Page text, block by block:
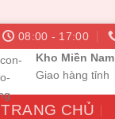
08:00 - 17:00
Kho Miền Nam
Giao hàng tỉnh
TRANG CHỦ